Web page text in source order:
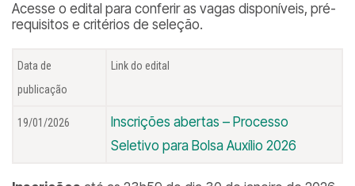
Acesse o edital para conferir as vagas disponíveis, pré-
requisitos e critérios de seleção.
Data de
publicação
Link do edital
19/01/2026
Inscrições abertas – Processo
Seletivo para Bolsa Auxílio 2026